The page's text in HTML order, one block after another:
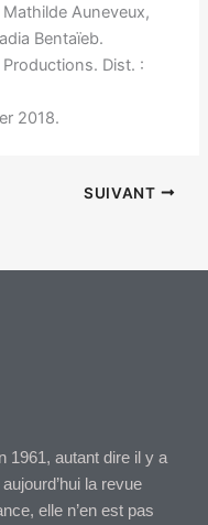
Auneveux,
Bentaïeb.
Dist. :
2018.
SUIVANT
1961, autant dire il y a
la revue
elle n’en est pas